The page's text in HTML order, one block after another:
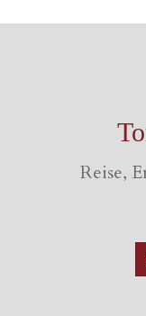
Reise,